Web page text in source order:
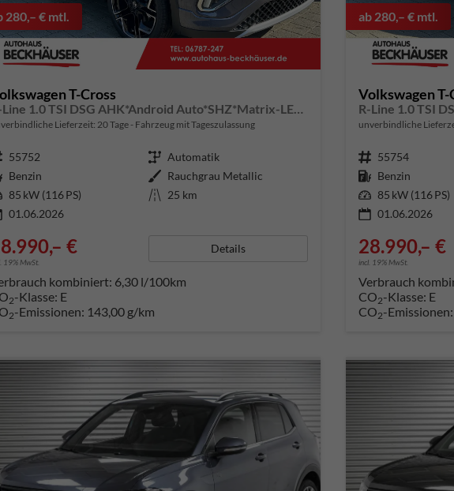
280,– € mtl.
T-Cross
Lieferzeit: 20 Tage Fahrzeug mit Tageszulassung
55752 Getriebe Automatik
Benzin Außenfarbe Rauchgrau Metallic
85 kW (116 PS) Kilometerstand 25 km
01.06.2026
€
19% MwSt.
Details
kombiniert: 6,30 l/100km
2-Klasse: E
2-Emissionen: 143,00 g/km
ab 280,– € mtl.
Volkswagen T-
unverbindliche
Fahrzeugnummer 55754
Kraftstoff Benzin
Leistung 85 kW (116 PS)
01.06.2026
28.990,– €
incl. 19% MwSt.
Verbrauch
CO2-Klasse: E
CO2-Emissionen: